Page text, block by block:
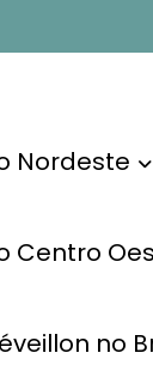
Nordeste
Centro
no